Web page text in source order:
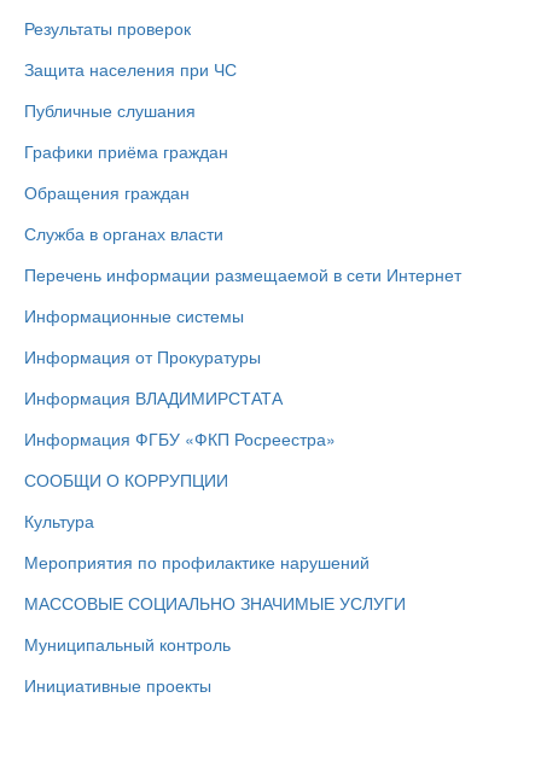
Результаты проверок
Защита населения при ЧС
Публичные слушания
Графики приёма граждан
Обращения граждан
Служба в органах власти
Перечень информации размещаемой в сети Интернет
Информационные системы
Информация от Прокуратуры
Информация ВЛАДИМИРСТАТА
Информация ФГБУ «ФКП Росреестра»
СООБЩИ О КОРРУПЦИИ
Культура
Мероприятия по профилактике нарушений
МАССОВЫЕ СОЦИАЛЬНО ЗНАЧИМЫЕ УСЛУГИ
Муниципальный контроль
Инициативные проекты